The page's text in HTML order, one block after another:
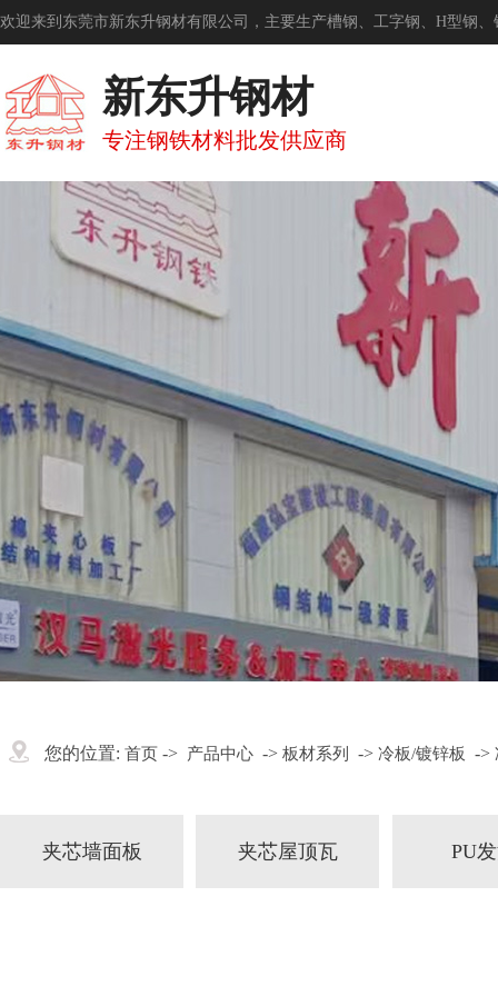
欢迎来到东莞市新东升钢材有限公司，主要生产槽钢、工字钢、H型钢
新东升钢材
专注钢铁材料批发供应商
您的位置: 首页 -> 产品中心 -> 板材系列 -> 冷板/镀锌板 ->
夹芯墙面板 夹芯屋顶瓦 PU